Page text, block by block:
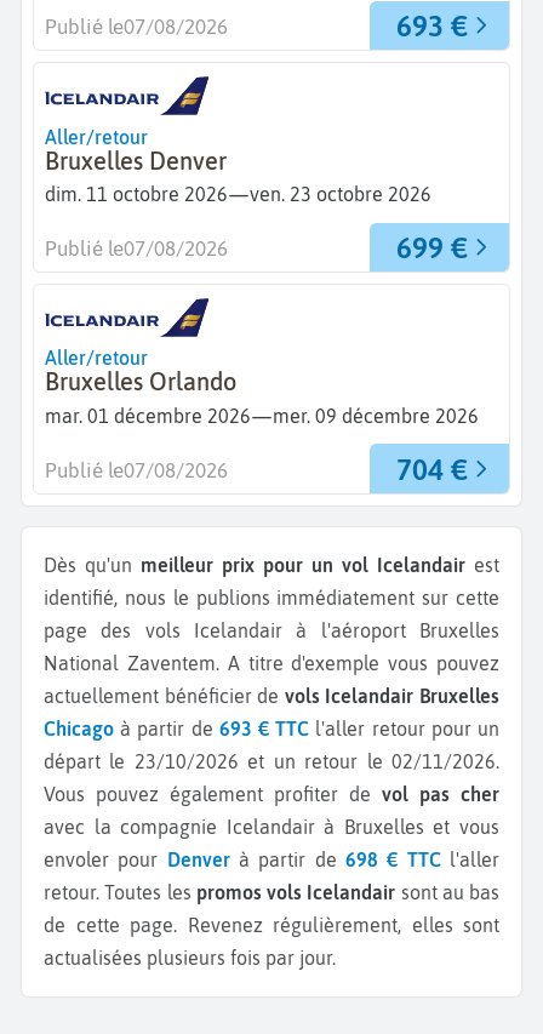
693 €
Publié le07/08/2026
Aller/retour
Bruxelles Denver
dim. 11 octobre 2026—ven. 23 octobre 2026
699 €
Publié le07/08/2026
Aller/retour
Bruxelles Orlando
mar. 01 décembre 2026—mer. 09 décembre 2026
704 €
Publié le07/08/2026
Dès qu'un meilleur prix pour un vol Icelandair est
identifié, nous le publions immédiatement sur cette
page des vols Icelandair à l'aéroport Bruxelles
National Zaventem. A titre d'exemple vous pouvez
actuellement bénéficier de vols Icelandair Bruxelles
Chicago à partir de 693 € TTC l'aller retour pour un
départ le 23/10/2026 et un retour le 02/11/2026.
Vous pouvez également profiter de vol pas cher
avec la compagnie Icelandair à Bruxelles et vous
envoler pour Denverà partir de698 € TTCl'aller
retour.Toutes les promos vols Icelandair sont au bas
de cette page. Revenez régulièrement, elles sont
actualisées plusieurs fois par jour.